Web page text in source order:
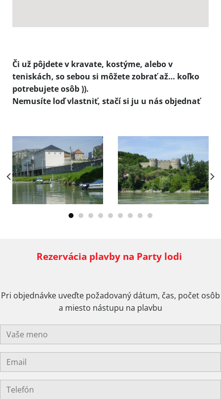
Či už pôjdete v kravate, kostýme, alebo v
teniskách, so sebou si môžete zobrať až… koľko
potrebujete osôb )).
Nemusíte loď vlastniť, stačí si ju u nás objednať
Rezervácia plavby na Party lodi
Pri objednávke uveďte požadovaný dátum, čas, počet osôb
a miesto nástupu na plavbu